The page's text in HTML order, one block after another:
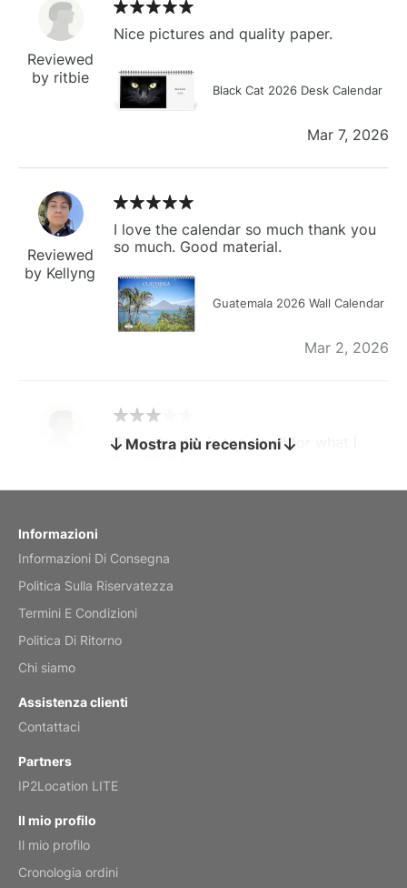
Reviewed
by ritbie
Nice pictures and quality paper.
Black Cat 2026 Desk Calendar
Mar 7, 2026
Reviewed
by Kellyng
I love the calendar so much thank you
so much. Good material.
Guatemala 2026 Wall Calendar
Mar 2, 2026
by charles
The calendar is too small for what I
bought it for
by Anne
Reviewed
it.
Mostra più recensioni
Informazioni
Informazioni Di Consegna
Politica Sulla Riservatezza
Termini E Condizioni
Politica Di Ritorno
Chi siamo
Assistenza clienti
Contattaci
Partners
IP2Location LITE
Il mio profilo
Il mio profilo
Cronologia ordini